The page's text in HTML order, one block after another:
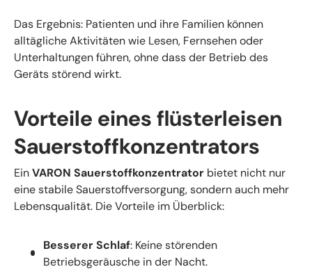
Das Ergebnis: Patienten und ihre Familien können
alltägliche Aktivitäten wie Lesen, Fernsehen oder
Unterhaltungen führen, ohne dass der Betrieb des
Geräts störend wirkt.
Vorteile eines flüsterleisen
Sauerstoffkonzentrators
EinVARON Sauerstoffkonzentrator bietet nicht nur
eine stabile Sauerstoffversorgung, sondern auch mehr
Lebensqualität. Die Vorteile im Überblick:
Besserer Schlaf: Keine störenden
Betriebsgeräusche in der Nacht.